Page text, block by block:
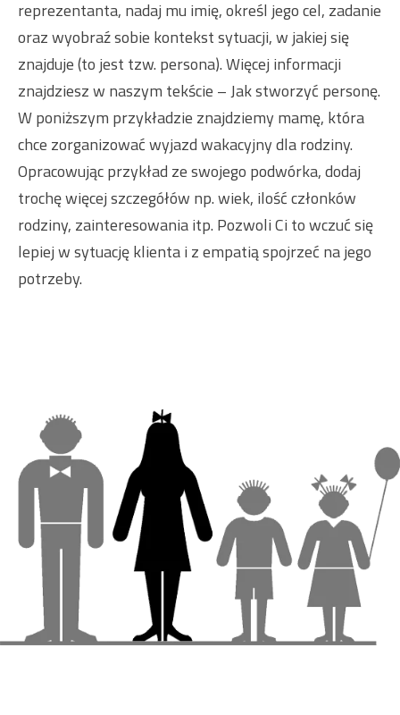
reprezentanta, nadaj mu imię, określ jego cel, zadanie
oraz wyobraź sobie kontekst sytuacji, w jakiej się
znajduje (to jest tzw. persona). Więcej informacji
znajdziesz w naszym tekście –Jak stworzyć personę.
W poniższym przykładzie znajdziemy mamę, która
chce zorganizować wyjazd wakacyjny dla rodziny.
Opracowując przykład ze swojego podwórka, dodaj
trochę więcej szczegółów np. wiek, ilość członków
rodziny, zainteresowania itp. Pozwoli Ci to wczuć się
lepiej w sytuację klienta i z empatią spojrzeć na jego
potrzeby.